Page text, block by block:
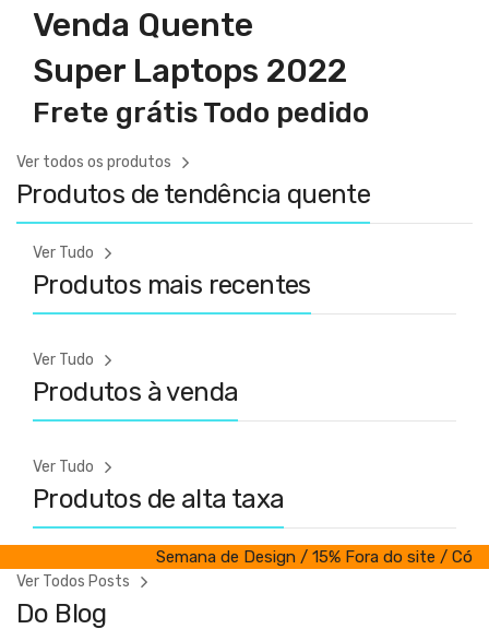
Venda Quente
Super Laptops 2022
Frete grátis Todo pedido
Produtos de tendência quente
Ver todos os produtos
Produtos mais recentes
Ver Tudo
Produtos à venda
Ver Tudo
Produtos de alta taxa
Ver Tudo
Semana de Design / 15% Fora do site / Código:
Do Blog
Ver Todos Posts